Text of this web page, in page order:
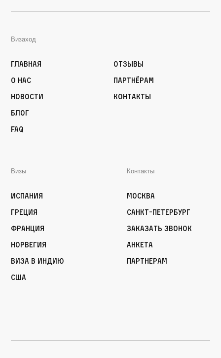
Визаход
Главная
О нас
Новости
Блог
FAQ
Отзывы
Партнёрам
Контакты
Визы
Испания
Греция
Франция
Норвегия
Виза в Индию
США
Контакты
Москва
Санкт-Петербург
Заказать звонок
Анкета
Партнерам